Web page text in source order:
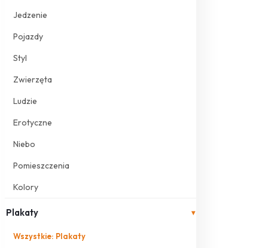
Jedzenie
Pojazdy
Styl
Zwierzęta
Ludzie
Erotyczne
Niebo
Pomieszczenia
Kolory
Plakaty ▾
Wszystkie: Plakaty